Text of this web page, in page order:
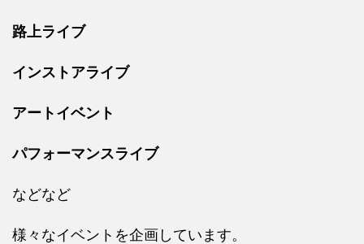
路上ライブ
インストアライブ
アートイベント
パフォーマンスライブ
などなど
様々なイベントを企画しています。